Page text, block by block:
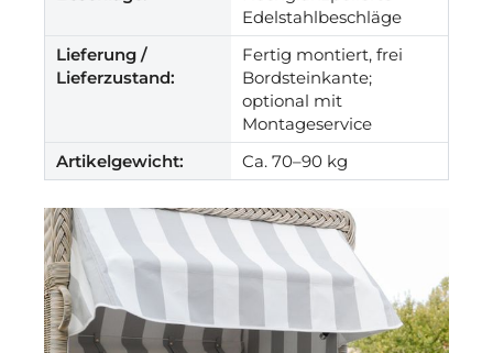
Edelstahlbeschläge
Lieferung /
Lieferzustand:
Fertig montiert, frei
Bordsteinkante;
optional mit
Montageservice
Artikelgewicht:
Ca. 70–90 kg